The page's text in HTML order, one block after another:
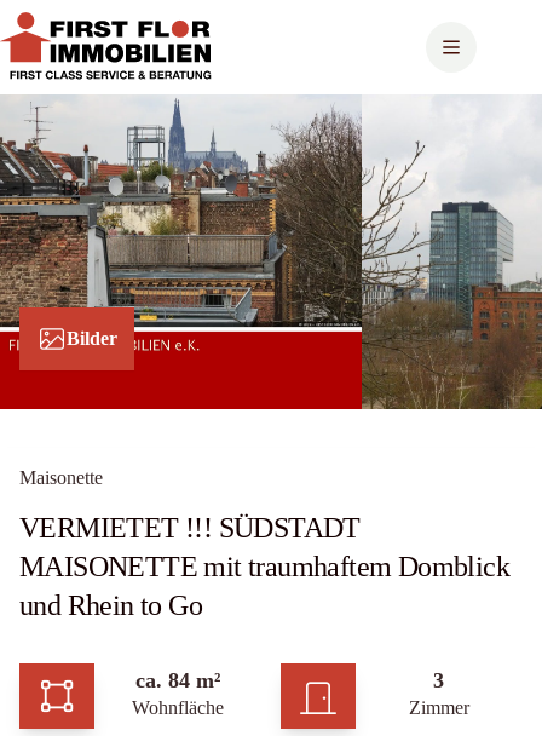
Zum
Inhalt
springen
Bilder
Maisonette
VERMIETET !!! SÜDSTADT
MAISONETTE mit traumhaftem Domblick
und Rhein to Go
ca. 84 m²
Wohnfläche
3
Zimmer